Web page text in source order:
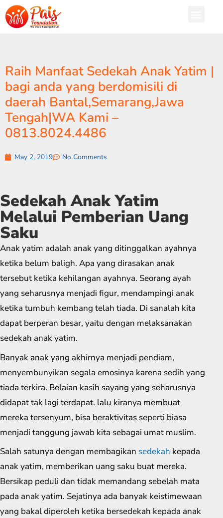
Raih Manfaat Sedekah Anak Yatim |
bagi anda yang berdomisili di
daerah Bantal,Semarang,Jawa
Tengah|WA Kami –
0813.8024.4486
May 2, 2019 No Comments
Sedekah Anak Yatim
Melalui Pemberian Uang
Saku
Anak yatim adalah anak yang ditinggalkan ayahnya
ketika belum baligh. Apa yang dirasakan anak
tersebut ketika kehilangan ayahnya. Seorang ayah
yang seharusnya menjadi figur, mendampingi anak
ketika tumbuh kembang telah tiada. Di sanalah kita
dapat berperan besar, yaitu dengan melaksanakan
sedekah anak yatim.
Banyak anak yang akhirnya menjadi pendiam,
menyembunyikan segala emosinya karena sedih yang
tiada terkira. Belaian kasih sayang yang seharusnya
didapat tak lagi terdapat. lalu kiranya membuat
mereka tersenyum, bisa beraktivitas seperti biasa
menjadi tanggung jawab kita sebagai umat muslim.
Salah satunya dengan membagikan sedekah kepada
anak yatim, memberikan uang saku buat mereka.
Bersikap peduli dan tidak memandang sebelah mata
pada anak yatim. Sejatinya ada banyak keistimewaan
yang bakal diperoleh ketika bersedekah kepada anak